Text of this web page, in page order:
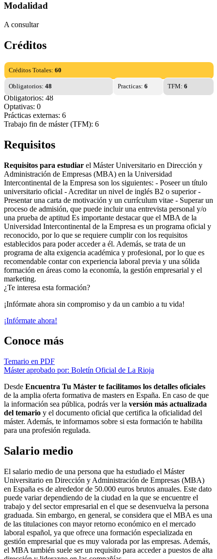
Modalidad
A consultar
Créditos
Créditos Totales: 60
Obligatorios: 48 Practicas: 6 TFM:6
Obligatorios: 48
Optativas: 0
Prácticas externas: 6
Trabajo fin de máster (TFM): 6
Requisitos
Requisitos para estudiar el Máster Universitario en Dirección y
Administración de Empresas (MBA) en la Universidad
Intercontinental de la Empresa son los siguientes: - Poseer un título
universitario oficial - Acreditar un nivel de inglés B2 o superior -
Presentar una carta de motivación y un currículum vitae - Superar un
proceso de admisión, que puede incluir una entrevista personal y/o
una prueba de aptitud Es importante destacar que el MBA de la
Universidad Intercontinental de la Empresa es un programa oficial y
reconocido, por lo que se requiere cumplir con los requisitos
establecidos para poder acceder a él. Además, se trata de un
programa de alta exigencia académica y profesional, por lo que es
recomendable contar con experiencia laboral previa y una sólida
formación en áreas como la economía, la gestión empresarial y el
marketing.
¿Te interesa esta formación?
¡Infórmate ahora sin compromiso y da un cambio a tu vida!
¡Infórmate ahora!
Conoce más
Temario en PDF
Máster aprobado por: Boletín Oficial de La Rioja
Desde Encuentra Tu Máster te facilitamos los detalles oficiales
de la amplia oferta formativa de masters en España. En caso de que
la información sea pública, podrás ver la versión más actualizada
del temario y el documento oficial que certifica la oficialidad del
máster. Además, te informamos sobre si esta formación te habilita
para una profesión regulada.
Salario medio
El salario medio de una persona que ha estudiado el Máster
Universitario en Dirección y Administración de Empresas (MBA)
en España es de alrededor de 50.000 euros brutos anuales. Este dato
puede variar dependiendo de la ciudad en la que se encuentre el
trabajo y del sector empresarial en el que se desenvuelva la persona
graduada. Sin embargo, en general, se considera que el MBA es una
de las titulaciones con mayor retorno económico en el mercado
laboral español, ya que ofrece una formación especializada en
gestión empresarial que es muy valorada por las empresas. Además,
el MBA también suele ser un requisito para acceder a puestos de alta